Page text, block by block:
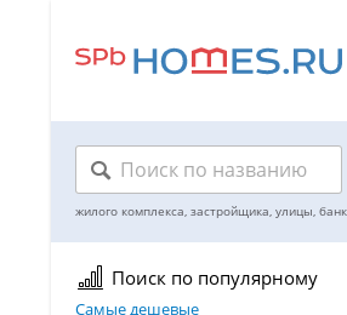
Поиск по популярному
Самые дешевые